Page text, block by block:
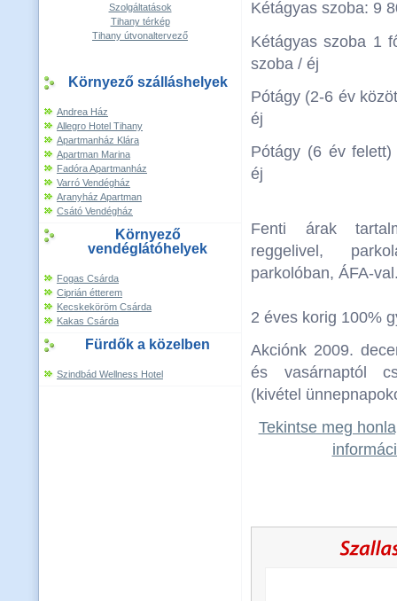
Szolgáltatások
Tihany térkép
Tihany útvonaltervező
Környező szálláshelyek
Andrea Ház
Allegro Hotel Tihany
Apartmanház Klára
Apartman Marina
Fadóra Apartmanház
Varró Vendégház
Aranyház Apartman
Csátó Vendégház
Környező
vendéglátóhelyek
Fogas Csárda
Ciprián étterem
Kecskeköröm Csárda
Kakas Csárda
Fürdők a közelben
Szindbád Wellness Hotel
Kétágyas szoba: 9
Kétágyas szoba 1
szoba / éj
Pótágy (2-6 év
éj
Pótágy (6 év
éj
Fenti árak
reggelivel,
parkolóban, ÁFA-
2 éves korig 100%
Akciónk 2009.
és vasárnaptól
(kivétel
Tekintse meg